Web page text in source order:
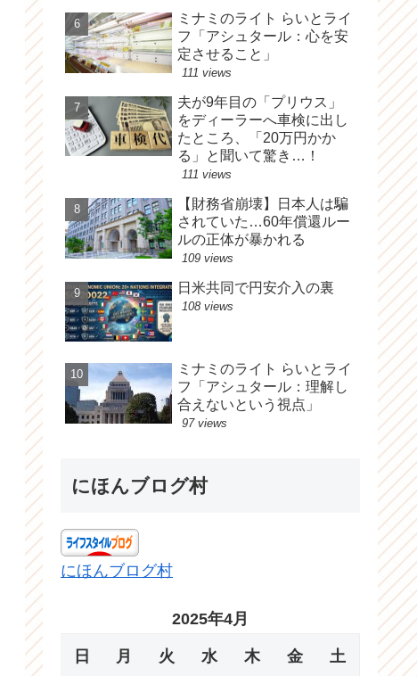
ミナミのライト らいとライ
フ「アシュタール：心を安
定させること」
111 views
夫が9年目の「プリウス」
をディーラーへ車検に出し
たところ、「20万円かか
る」と聞いて驚き…！
111 views
【財務省崩壊】日本人は騙
されていた…60年償還ルー
ルの正体が暴かれる
109 views
日米共同で円安介入の裏
108 views
ミナミのライト らいとライ
フ「アシュタール：理解し
合えないという視点」
97 views
にほんブログ村
にほんブログ村
2025年4月
日 月 火 水 木 金 土